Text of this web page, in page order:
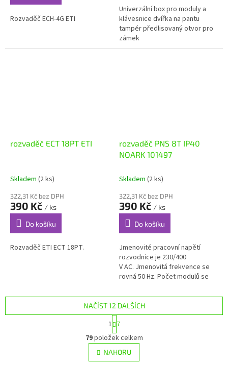
Rozvaděč ECH-4G ETI
Univerzální box pro moduly a
klávesnice dvířka na pantu
tampér předlisovaný otvor pro
zámek
rozvaděč ECT 18PT ETI
Skladem (2 ks)
322,31 Kč bez DPH
390 Kč / ks
Do košíku
Rozvaděč ETI ECT 18PT.
rozvaděč PNS 8T IP40
NOARK 101497
Skladem (2 ks)
322,31 Kč bez DPH
390 Kč / ks
Do košíku
Jmenovité pracovní napětí
rozvodnice je 230/400
V AC. Jmenovitá frekvence se
rovná 50 Hz. Počet modulů se
O
v
l
á
NAČÍST 12 DALŠÍCH
t
r
á
n
k
1 7
79položek celkem
NAHORU